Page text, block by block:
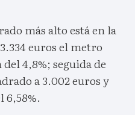
más alto está en la
3.334 euros el metro
4,8%; seguida de
a 3.002 euros y
6,58%.